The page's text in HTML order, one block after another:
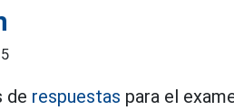
de respuestas para el